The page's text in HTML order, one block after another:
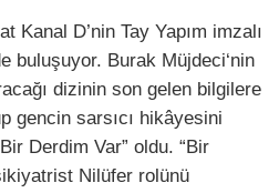
Kanal D’nin Tay Yapım imzalı
buluşuyor. Burak Müjdeci‘nin
dizinin son gelen bilgilere
gencin sarsıcı hikâyesini
Derdim Var” oldu. “Bir
Nilüfer rolünü